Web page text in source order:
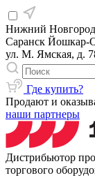
Нижний Новгород
Саранск Йошкар-
ул. М. Ямская, д.
Где купить?
Продают и
наши партнеры
Дистрибьютор
торгового